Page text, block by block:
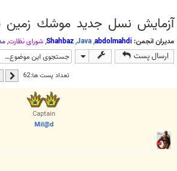
آزمايش نسل جديد موشك زمين
مدیران انجمن: abdolmahdi
,
Java
,
Shahbaz
,شوراي نظارت,
ارسال پست
تعداد پست ها:62 قبلی
Captain
Mil@d